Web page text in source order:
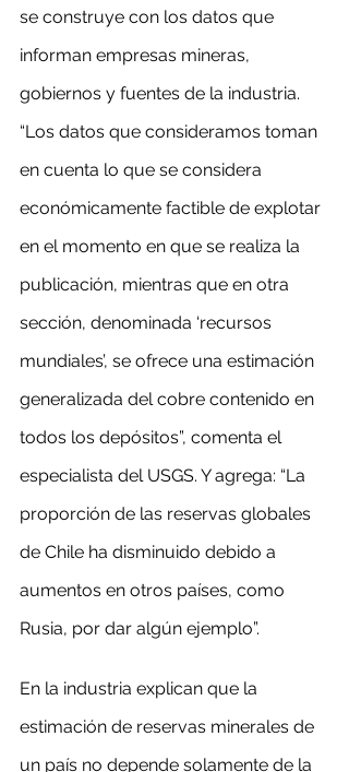
se construye con los datos que
informan empresas mineras,
gobiernos y fuentes de la industria.
“Los datos que consideramos toman
en cuenta lo que se considera
económicamente factible de explotar
en el momento en que se realiza la
publicación, mientras que en otra
sección, denominada ‘recursos
mundiales’, se ofrece una estimación
generalizada del cobre contenido en
todos los depósitos”, comenta el
especialista del USGS. Y agrega: “La
proporción de las reservas globales
de Chile ha disminuido debido a
aumentos en otros países, como
Rusia, por dar algún ejemplo”.
En la industria explican que la
estimación de reservas minerales de
un país no depende solamente de la